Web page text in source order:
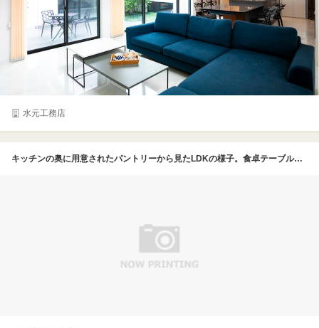
水元工務店
キッチンの奥に用意されたパントリーから見たLDKの様子。食卓テーブル上部のペンダントランプのオシャレさと共に、ダウンライトをその延長上に配列させるセンスのよさもこの家の自慢ポイント